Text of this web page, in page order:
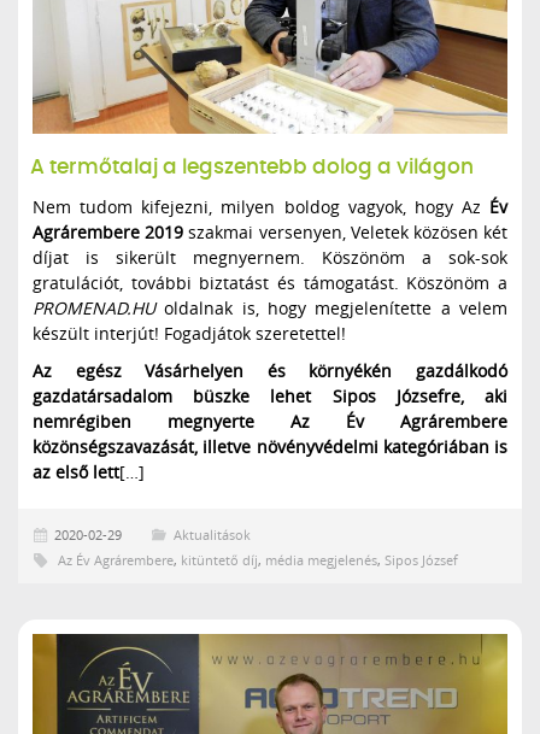
A termőtalaj a legszentebb dolog a világon
Nem tudom kifejezni, milyen boldog vagyok, hogy Az Év
Agrárembere 2019 szakmai versenyen, Veletek közösen két
díjat is sikerült megnyernem. Köszönöm a sok-sok
gratulációt, további biztatást és támogatást. Köszönöm a
PROMENAD.HUoldalnak is, hogy megjelenítette a velem
készült interjút! Fogadjátok szeretettel!
Az egész Vásárhelyen és környékén gazdálkodó
gazdatársadalom büszke lehet Sipos Józsefre, aki
nemrégiben megnyerte Az Év Agrárembere
közönségszavazását, illetve növényvédelmi kategóriában is
az első lett[…]
2020-02-29
Aktualitások
Az Év Agrárembere, kitüntető díj, média megjelenés, Sipos József